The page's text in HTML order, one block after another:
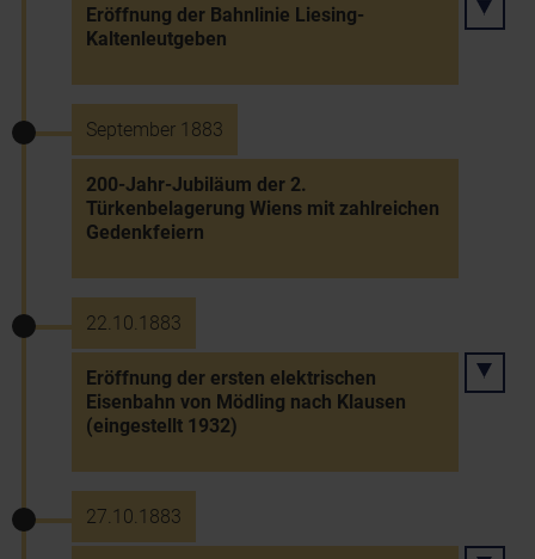
Eröffnung der Bahnlinie Liesing-
Kaltenleutgeben
September 1883
200-Jahr-Jubiläum der 2.
Türkenbelagerung Wiens mit zahlreichen
Gedenkfeiern
22.10.1883
Eröffnung der ersten elektrischen
Eisenbahn von Mödling nach Klausen
(eingestellt 1932)
27.10.1883